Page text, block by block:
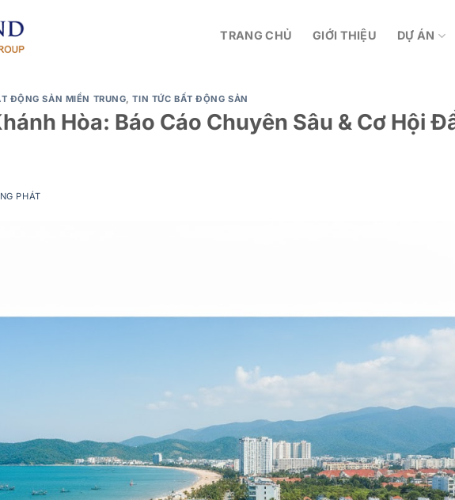
TRANG CHỦ GIỚI THIỆU DỰ ÁN
ĐỘNG SẢN MIỀN TRUNG,TIN TỨC BẤT ĐỘNG SẢN
Hòa: Báo Cáo Chuyên Sâu & Cơ Hội
PHÁT